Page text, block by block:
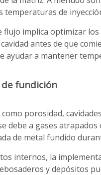
temperaturas de
flujo implica optimizar
antes de que
ayudar a mantener
fundición
porosidad,
debe a gases
de metal fundido
internos, la
y depósitos